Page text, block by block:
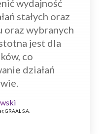
wydajność
stałych oraz
oraz wybranych
jest dla
co
działań
GRAAL S.A.